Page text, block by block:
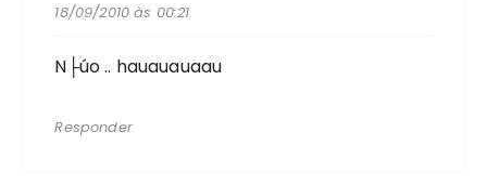
18/09/2010 às 00:21
N├úo .. hauauauaau
Responder